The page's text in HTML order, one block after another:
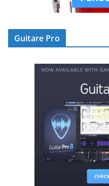
Guitare Pro